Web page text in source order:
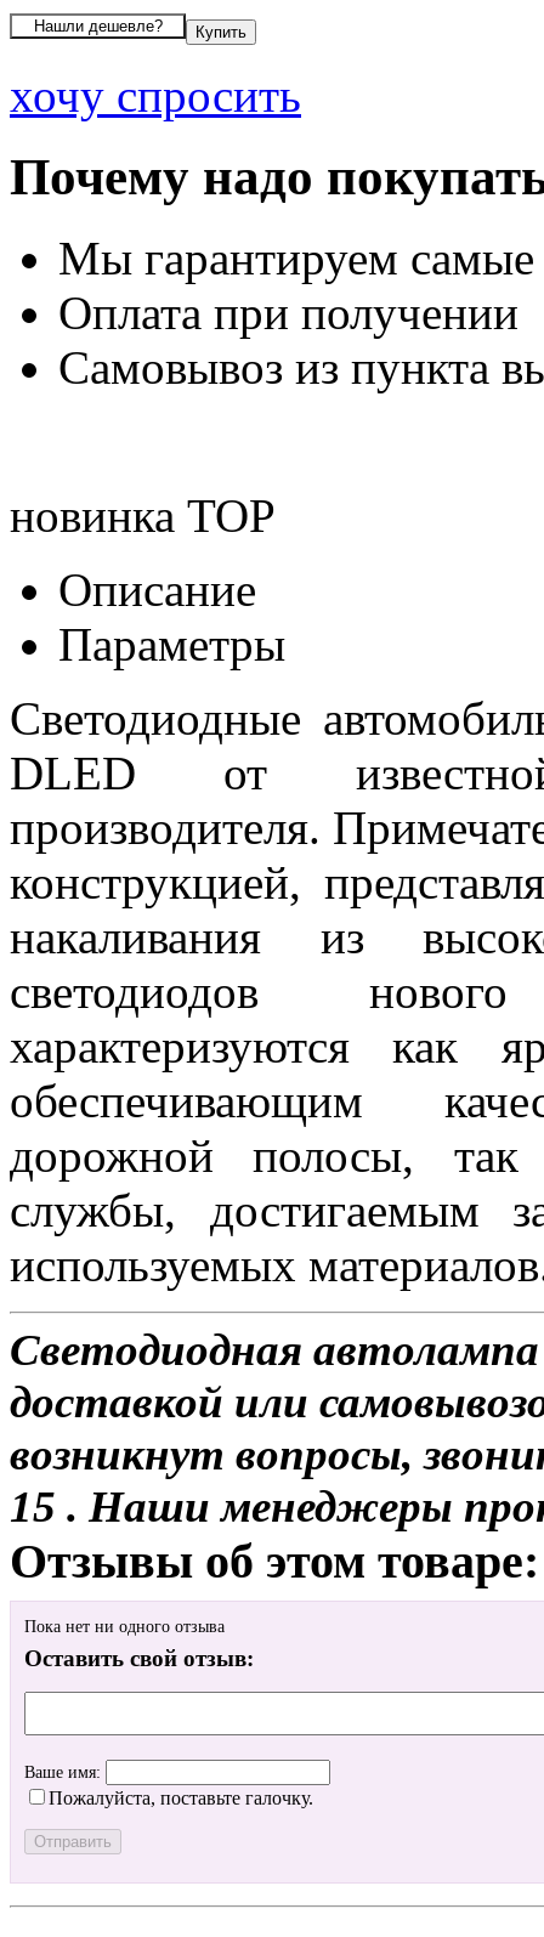
хочу спросить
Почему надо
Мы гарантируем
Оплата при получении
Самовывоз из пункта
новинка TOP
Описание
Параметры
Светодиодные
DLED от
производителя.
конструкцией,
накаливания из
светодиодов
характеризуются
обеспечивающим
дорожной полосы,
службы, достигаемым
используемых
Светодиодная
доставкой или
возникнут вопросы,
15 . Наши менеджеры
Отзывы об этом товаре:
Пока нет ни одного отзыва
Оставить свой отзыв:
Ваше имя:
Пожалуйста, поставьте галочку.